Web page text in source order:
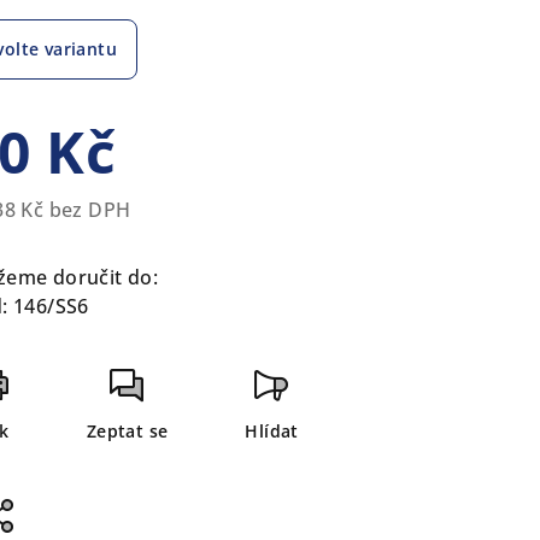
variantu
Kč
Kč bez DPH
doručit do:
146/SS6
Zeptat se Hlídat